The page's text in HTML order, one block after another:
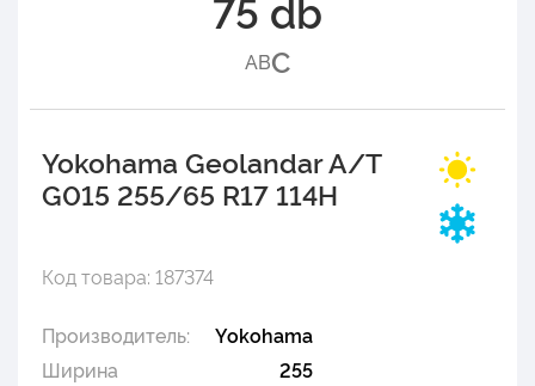
ABC
Yokohama Geolandar A/T
G015 255/65 R17 114H
Код товара: 187374
Производитель:
Yokohama
Ширина
255